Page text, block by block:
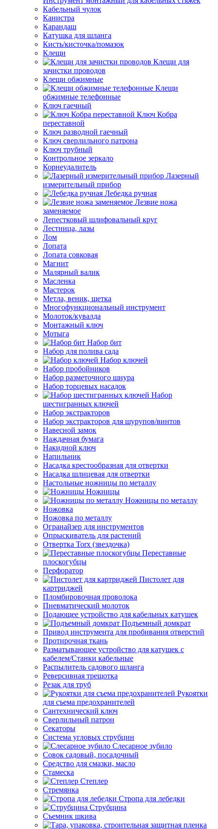
Кабельный чулок
Канистра
Карандаш
Катушка для шланга
Кисть/кисточка/помазок
Клещи
Клещи для
зачистки проводов
Клещи обжимные
Клещи
обжимные телефонные
Ключ гаечный
Ключ Кобра
переставной
Ключ разводной гаечный
Ключ сверлильного патрона
Ключ трубный
Контрольное зеркало
Корнеудалитель
Лазерный
измерительный прибор
Лебедка ручная
Лезвие ножа
заменяемое
Лепестковый шлифовальный круг
Лестница, лазы
Лом
Лопата
Лопата совковая
Магнит
Малярный валик
Масленка
Мастерок
Метла, веник, щетка
Многофункциональный инструмент
Молоток/кувалда
Монтажный ключ
Мотыга
Набор бит
Набор для полива сада
Набор ключей
Набор пробойников
Набор разметочного шнура
Набор торцевых насадок
Набор
шестигранных ключей
Набор экстракторов
Набор экстракторов для шурупов/винтов
Навесной замок
Наждачная бумага
Накидной ключ
Напильник
Насадка крестообразная для отвертки
Насадка шлицевая для отвертки
Настольные ножницы по металлу
Ножницы
Ножницы по металлу
Ножовка
Ножовка по металлу
Огранайзер для инструментов
Опрыскиватель для растений
Отвертка Torx (звездочка)
Переставные
плоскогубцы
Перфоратор
Пистолет для
картриджей
Пломбировочная проволока
Пневматический молоток
Подающее устройство для кабельных катушек
Подъемный домкрат
Привод инструмента для пробивания отверстий
Протирочная ткань
Разматывающее устройство для катушек с
кабелем/Станки кабельные
Распылитель садового шланга
Реверсивная трещотка
Резак для труб
Рукоятки
для съема предохранителей
Сантехнический ключ
Сверлильный патрон
Секаторы
Система угловых струбцин
Слесарное зубило
Совок садовый, посадочный
Средство для смазки, масло
Стамеска
Степлер
Стремянка
Стропа для лебедки
Струбцина
Съемник шкива